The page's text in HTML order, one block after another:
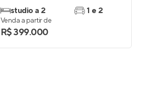
studio a 2
1 e 2
Venda a partir de
R$ 399.000